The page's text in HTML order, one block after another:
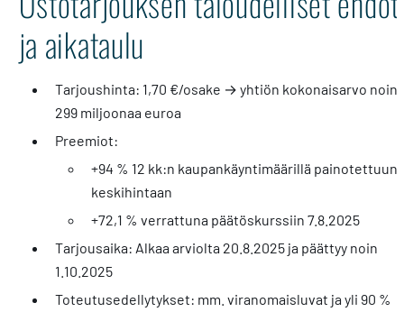
ja aikataulu
Tarjoushinta: 1,70 €/osake → yhtiön kokonaisarvo noin
299 miljoonaa euroa
Preemiot:
+94 % 12 kk:n kaupankäyntimäärillä painotettuun
keskihintaan
+72,1 % verrattuna päätöskurssiin 7.8.2025
Tarjousaika: Alkaa arviolta 20.8.2025 ja päättyy noin
1.10.2025
Toteutusedellytykset: mm. viranomaisluvat ja yli 90 %